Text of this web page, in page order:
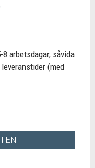
8 arbetsdagar, såvida
(med